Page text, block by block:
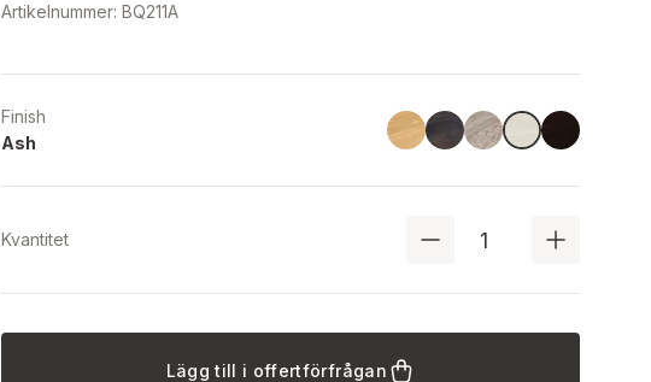
Artikelnummer:BQ211A
Finish
Ash
LinoilHavana Black
Driftwood
AshBlack
Kvantitet
Lägg till i offertförfrågan